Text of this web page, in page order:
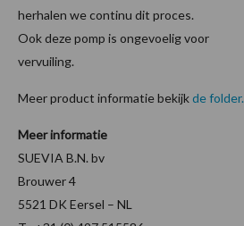
herhalen we continu dit proces.
Ook deze pomp is ongevoelig voor
vervuiling.
Meer product informatie bekijkde folder.
Meer informatie
SUEVIA B.N. bv
Brouwer 4
5521 DK Eersel – NL